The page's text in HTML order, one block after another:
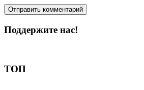
Поддержите нас!
ТОП